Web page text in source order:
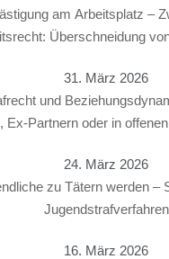
am Arbeitsplatz –
Überschneidung
31. März 2026
und
Ex-Partnern oder in
24. März 2026
zu Tätern werden –
Jugendstrafverfahren
16. März 2026